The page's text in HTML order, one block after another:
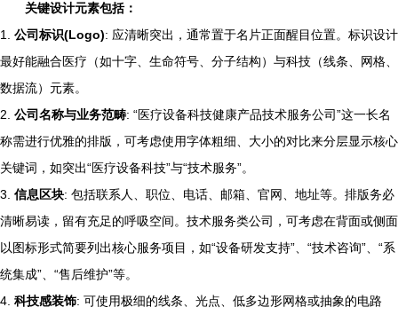
关键设计元素包括：
1. 公司标识(Logo): 应清晰突出，通常置于名片正面醒目位置。标识设计
最好能融合医疗（如十字、生命符号、分子结构）与科技（线条、网格、
数据流）元素。
2. 公司名称与业务范畴: “医疗设备科技健康产品技术服务公司”这一长名
称需进行优雅的排版，可考虑使用字体粗细、大小的对比来分层显示核心
关键词，如突出“医疗设备科技”与“技术服务”。
3. 信息区块: 包括联系人、职位、电话、邮箱、官网、地址等。排版务必
清晰易读，留有充足的呼吸空间。技术服务类公司，可考虑在背面或侧面
以图标形式简要列出核心服务项目，如“设备研发支持”、“技术咨询”、“系
统集成”、“售后维护”等。
4. 科技感装饰: 可使用极细的线条、光点、低多边形网格或抽象的电路